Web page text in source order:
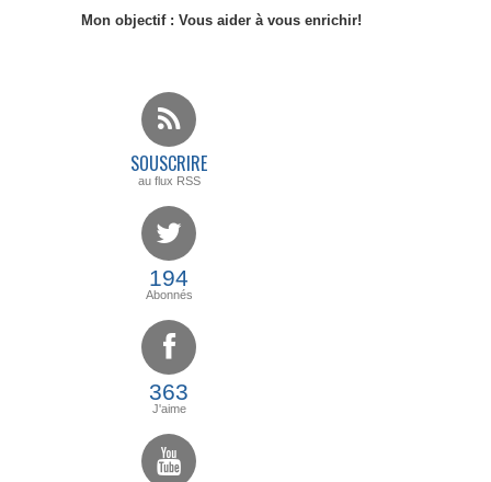
Mon objectif : Vous aider à vous enrichir!
SOUSCRIRE
au flux RSS
194
Abonnés
363
J'aime